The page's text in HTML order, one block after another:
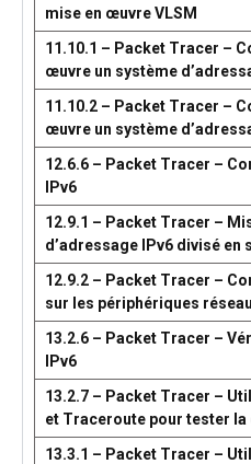
mise en œuvre VLSM
11.10.1 – Packet Tracer –
œuvre un système
11.10.2 – Packet Tracer –
œuvre un système
12.6.6 – Packet Tracer –
IPv6
12.9.1 – Packet Tracer –
d’adressage IPv6 divisé en
12.9.2 – Packet Tracer –
sur les périphériques réseau
13.2.6 – Packet Tracer –
IPv6
13.2.7 – Packet Tracer –
et Traceroute pour tester
13.3.1 – Packet Tracer –